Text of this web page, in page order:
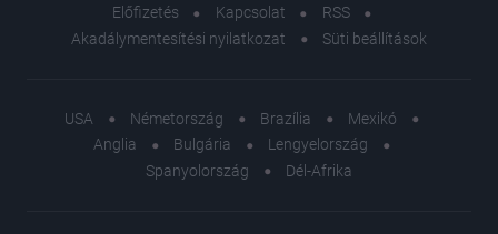
Előfizetés
Kapcsolat
RSS
Akadálymentesítési nyilatkozat
Süti beállítások
USA Németország Brazília
Mexikó
Anglia
Bulgária
Lengyelország
Spanyolország
Dél-Afrika